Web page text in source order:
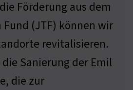
Förderung aus dem
(JTF) können wir
revitalisieren.
Sanierung der Emil
die zur